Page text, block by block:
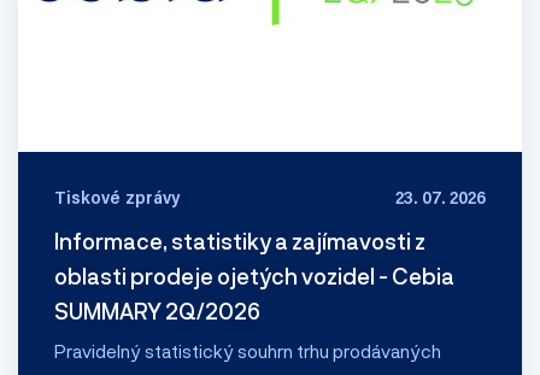
Tiskové zprávy 23. 07. 2026
Informace, statistiky a zajímavosti z
oblasti prodeje ojetých vozidel - Cebia
SUMMARY 2Q/2026
Pravidelný statistický souhrn trhu prodávaných